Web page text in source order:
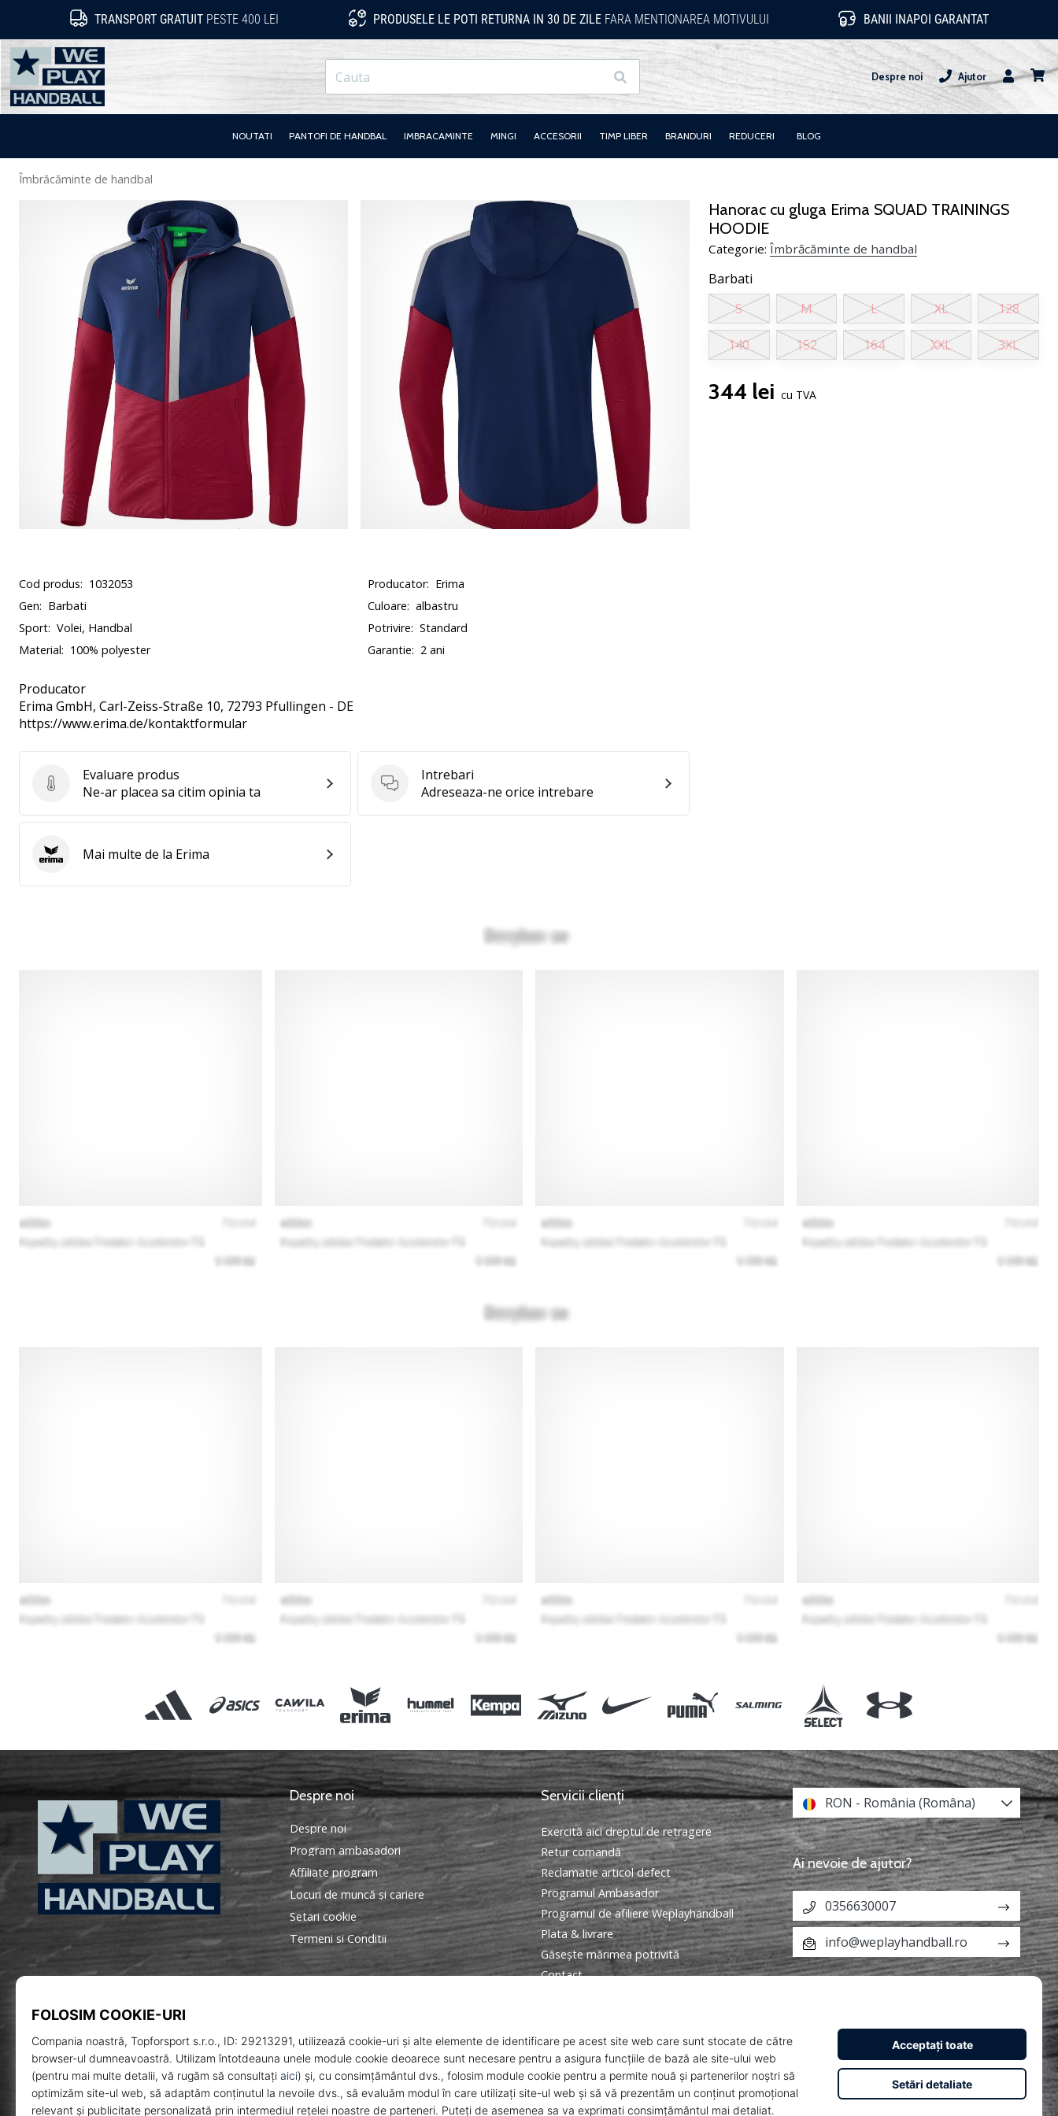
TRANSPORT GRATUITPESTE 400 LEI PRODUSELE LE POTI RETURNA IN 30 DE ZILEFARA MENTIONAREA MOTIVULUI BANII INAPOI GARANTAT
WePlayHandball.ro
Cauta Despre noi
Ajutor
Utilizator
NOUTATI PANTOFI DE HANDBAL IMBRACAMINTE MINGI ACCESORII TIMP LIBER BRANDURI REDUCERI BLOG
Îmbrăcăminte de handbal
Hanorac cu gluga Erima SQUAD TRAININGS
HOODIE
Categorie: Îmbrăcăminte de handbal
Barbati
S
M L XL 128
140 152 164 XXL 3XL
344 lei cu TVA
Cod produs: 1032053 Producator: Erima
Gen: Barbati Culoare: albastru
Sport: Volei, Handbal Potrivire: Standard
Material: 100% polyester Garantie: 2 ani
Producator
Erima GmbH, Carl-Zeiss-Straße 10, 72793 Pfullingen - DE
https://www.erima.de/kontaktformular
Evaluare produs
Evaluare produs
Ne-ar placea sa citim opinia ta
Intrebari
Intrebari
Adreseaza-ne orice intrebare
ErimaMai multe de la Erima
WePlayHandball.ro
Despre noi
Despre noi
Program ambasadori
Affiliate program
Locuri de muncă și cariere
Setari cookie
Termeni si Conditii
Servicii clienți
Exercită aici dreptul de retragere
Retur comandă
Reclamatie articol defect
Programul Ambasador
Programul de afiliere Weplayhandball
Plata & livrare
Găseşte mărimea potrivită
Contact
RON - România (Româna)
Ai nevoie de ajutor?
0356630007
info@weplayhandball.ro
© 2010 – 2026 WePlayHandball.ro